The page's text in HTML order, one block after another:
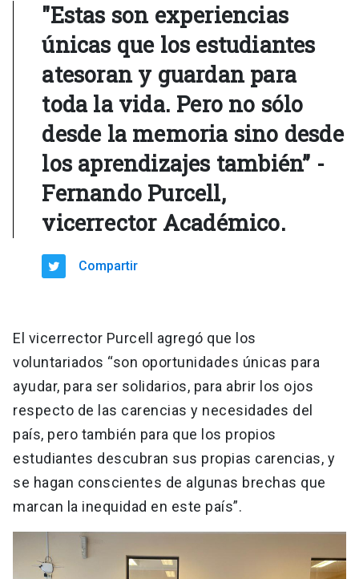
"Estas son experiencias
únicas que los estudiantes
atesoran y guardan para
toda la vida. Pero no sólo
desde la memoria sino desde
los aprendizajes también” -
Fernando Purcell,
vicerrector Académico.
Compartir
El vicerrector Purcell agregó que los
voluntariados “son oportunidades únicas para
ayudar, para ser solidarios, para abrir los ojos
respecto de las carencias y necesidades del
país, pero también para que los propios
estudiantes descubran sus propias carencias, y
se hagan conscientes de algunas brechas que
marcan la inequidad en este país”.